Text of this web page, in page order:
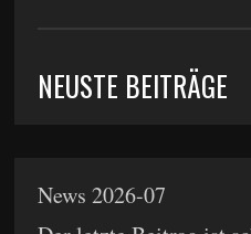
NEUSTE BEITRÄGE
News 2026-07